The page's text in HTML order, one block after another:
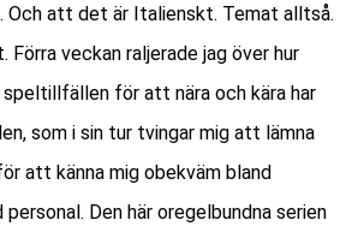
Och att det är Italienskt. Temat alltså.
Förra veckan raljerade jag över hur
för att nära och kära har
som i sin tur tvingar mig att lämna
att känna mig obekväm bland
Den här oregelbundna serien